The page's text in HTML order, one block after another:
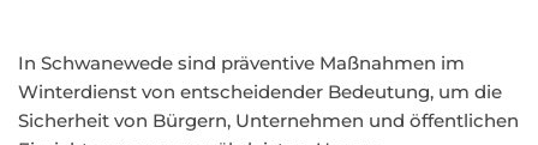
In Schwanewede sind präventive Maßnahmen im
Winterdienst von entscheidender Bedeutung, um die
Sicherheit von Bürgern, Unternehmen und öffentlichen